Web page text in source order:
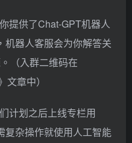
提供了Chat-GPT机器人
机器人客服会为你解答关
（入群二维码在
文章中）
们计划之后上线专栏用
复杂操作就使用人工智能